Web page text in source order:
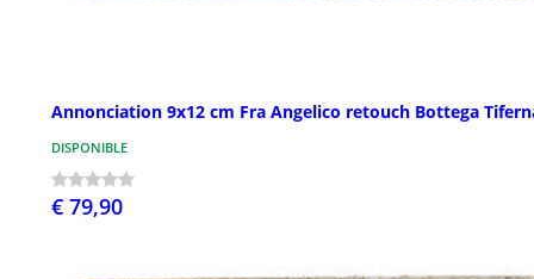
Annonciation 9x12 cm Fra Angelico retouch Bottega
DISPONIBLE
€ 79,90